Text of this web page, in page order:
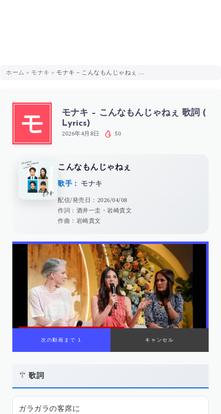
ホーム » モナキ » モナキ – こんなもんじゃねぇ 歌詞 ( Lyrics)
モ
モナキ – こんなもんじゃねぇ 歌詞 (
Lyrics)
2026年4月8日 50
こんなもんじゃねぇ
歌手： モナキ
配信/発売日：2026/04/08
作詞：酒井一圭・岩崎貴文
作曲：岩崎貴文
次の動画まで 1 キャンセル
歌詞
ガラガラの客席に